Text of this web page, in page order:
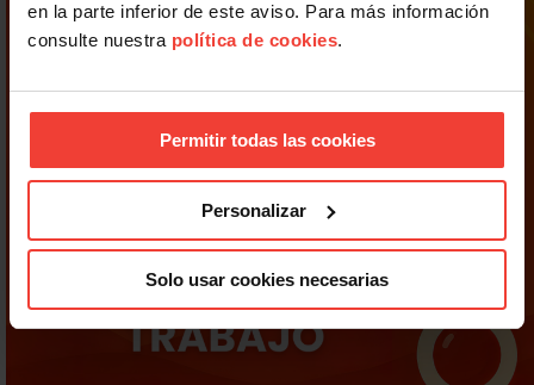
en la parte inferior de este aviso. Para más información
consulte nuestra política de cookies.
Permitir todas las cookies
Personalizar
Solo usar cookies necesarias